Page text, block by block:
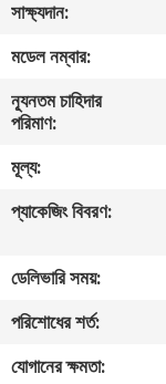
সম্পর্কে
কারখানা
মান
যোগাযোগ
করুন
সাক্ষ্যদান:
মডেল নম্বার:
ন্যূনতম চাহিদার
পরিমাণ:
মূল্য:
প্যাকেজিং বিবরণ:
ডেলিভারি সময়:
পরিশোধের শর্ত:
যোগানের ক্ষমতা: